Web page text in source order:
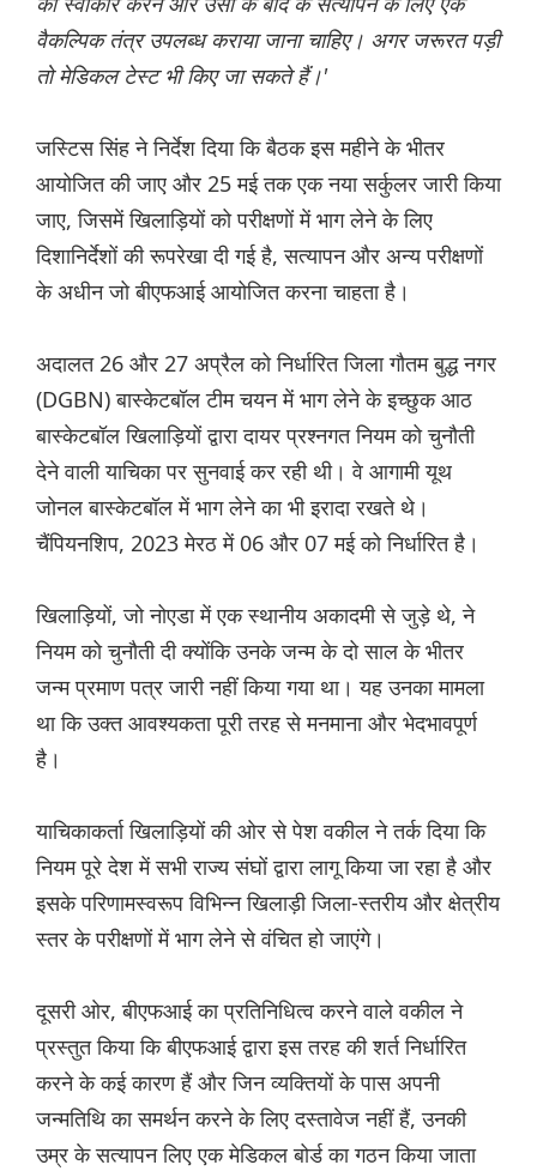
वैकल्पिक तंत्र उपलब्ध कराया जाना चाहिए। अगर जरूरत पड़ी
तो मेडिकल टेस्ट भी किए जा सकते हैं।'
जस्टिस सिंह ने निर्देश दिया कि बैठक इस महीने के भीतर
आयोजित की जाए और 25 मई तक एक नया सर्कुलर जारी किया
जाए, जिसमें खिलाड़ियों को परीक्षणों में भाग लेने के लिए
दिशानिर्देशों की रूपरेखा दी गई है, सत्यापन और अन्य परीक्षणों
के अधीन जो बीएफआई आयोजित करना चाहता है।
अदालत 26 और 27 अप्रैल को निर्धारित जिला गौतम बुद्ध नगर
(DGBN) बास्केटबॉल टीम चयन में भाग लेने के इच्छुक आठ
बास्केटबॉल खिलाड़ियों द्वारा दायर प्रश्नगत नियम को चुनौती
देने वाली याचिका पर सुनवाई कर रही थी। वे आगामी यूथ
जोनल बास्केटबॉल में भाग लेने का भी इरादा रखते थे।
चैंपियनशिप, 2023 मेरठ में 06 और 07 मई को निर्धारित है।
खिलाड़ियों, जो नोएडा में एक स्थानीय अकादमी से जुड़े थे, ने
नियम को चुनौती दी क्योंकि उनके जन्म के दो साल के भीतर
जन्म प्रमाण पत्र जारी नहीं किया गया था। यह उनका मामला
था कि उक्त आवश्यकता पूरी तरह से मनमाना और भेदभावपूर्ण
है।
याचिकाकर्ता खिलाड़ियों की ओर से पेश वकील ने तर्क दिया कि
नियम पूरे देश में सभी राज्य संघों द्वारा लागू किया जा रहा है और
इसके परिणामस्वरूप विभिन्न खिलाड़ी जिला-स्तरीय और क्षेत्रीय
स्तर के परीक्षणों में भाग लेने से वंचित हो जाएंगे।
दूसरी ओर, बीएफआई का प्रतिनिधित्व करने वाले वकील ने
प्रस्तुत किया कि बीएफआई द्वारा इस तरह की शर्त निर्धारित
करने के कई कारण हैं और जिन व्यक्तियों के पास अपनी
जन्मतिथि का समर्थन करने के लिए दस्तावेज नहीं हैं, उनकी
उम्र के सत्यापन लिए एक मेडिकल बोर्ड का गठन किया जाता